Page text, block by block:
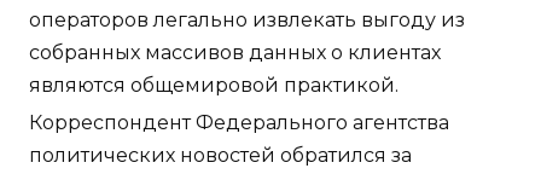
операторов легально извлекать выгоду из
собранных массивов данных о клиентах
являются общемировой практикой.
Корреспондент Федерального агентства
политических новостей обратился за